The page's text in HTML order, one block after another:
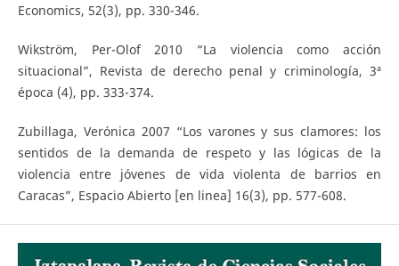
Economics, 52(3), pp. 330-346.
Wikström, Per-Olof 2010 “La violencia como acción
situacional”, Revista de derecho penal y criminología, 3ª
época (4), pp. 333-374.
Zubillaga, Verónica 2007 “Los varones y sus clamores: los
sentidos de la demanda de respeto y las lógicas de la
violencia entre jóvenes de vida violenta de barrios en
Caracas”, Espacio Abierto [en linea] 16(3), pp. 577-608.